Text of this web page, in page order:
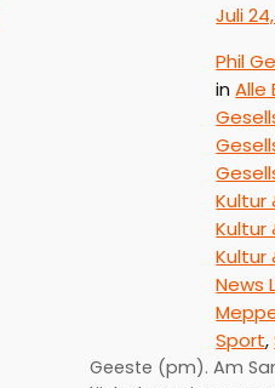
Juli
Phil
inAlle
Kultur
Kultur
Kultur
News
Sport,
Geeste (pm). Am